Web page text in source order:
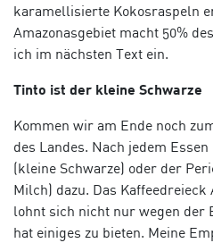
karamellisierte Kokosraspeln
Amazonasgebiet macht 50%
ich im nächsten Text ein.
Tinto ist der kleine Schwarze
Kommen wir am Ende noch
des Landes. Nach jedem
(kleine Schwarze) oder der
Milch) dazu. Das
lohnt sich nicht nur wegen der
hat einiges zu bieten. Meine